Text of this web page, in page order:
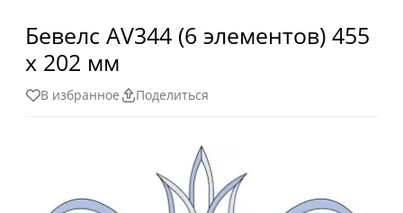
Бевелс AV344 (6 элементов) 455
х 202 мм
В избранное Поделиться